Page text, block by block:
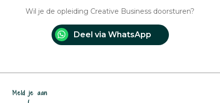
Wil je de opleiding Creative Business doorsturen?
Deel via WhatsApp
Meld je aan